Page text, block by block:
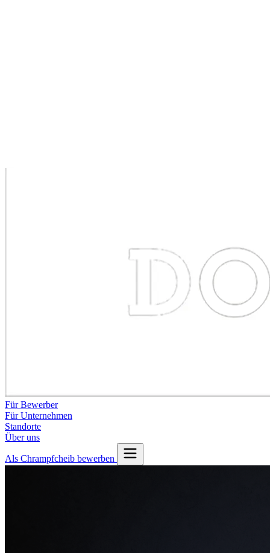
Für Bewerber
Für Unternehmen
Standorte
Über uns
Als Chrampfcheib bewerben